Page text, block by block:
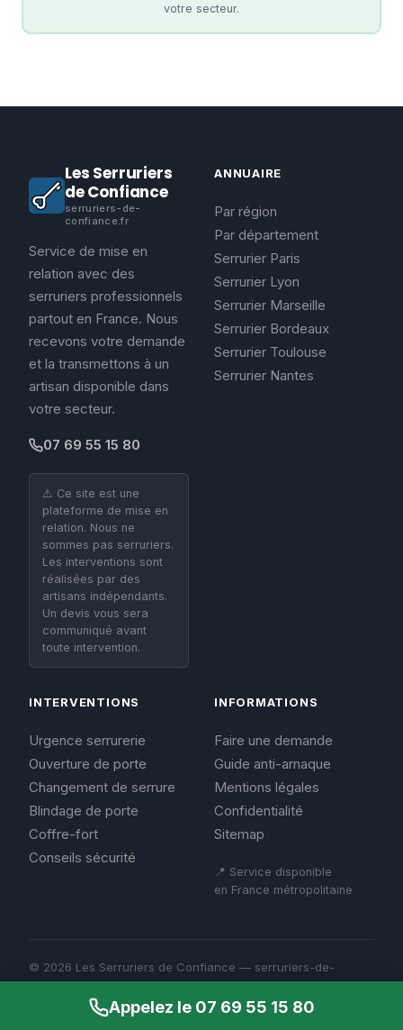
Appelez le 07 69 55 15 80
votre secteur.
Les Serruriers
de Confiance
serruriers-de-
confiance.fr
Service de mise en
relation avec des
serruriers professionnels
partout en France. Nous
recevons votre demande
et la transmettons à un
artisan disponible dans
votre secteur.
07 69 55 15 80
⚠️ Ce site est une
plateforme de mise en
relation. Nous ne
sommes pas serruriers.
Les interventions sont
réalisées par des
artisans indépendants.
Un devis vous sera
communiqué avant
toute intervention.
ANNUAIRE
Par région
Par département
Serrurier Paris
Serrurier Lyon
Serrurier Marseille
Serrurier Bordeaux
Serrurier Toulouse
Serrurier Nantes
INTERVENTIONS
Urgence serrurerie
Ouverture de porte
Changement de serrure
Blindage de porte
Coffre-fort
Conseils sécurité
INFORMATIONS
Faire une demande
Guide anti-arnaque
Mentions légales
Confidentialité
Sitemap
📍 Service disponible
en France métropolitaine
© 2026 Les Serruriers de Confiance — serruriers-de-
confiance.fr
Mentions légalesConfidentialitéSitemap